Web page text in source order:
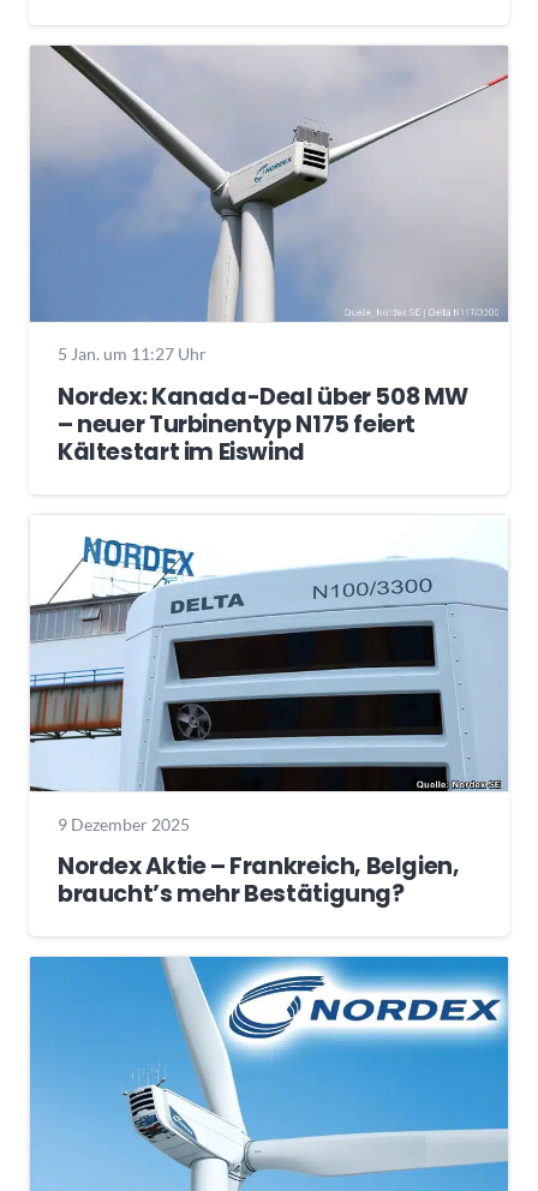
5 Jan. um 11:27 Uhr
Nordex: Kanada-Deal über 508 MW
– neuer Turbinentyp N175 feiert
Kältestart im Eiswind
9 Dezember 2025
Nordex Aktie – Frankreich, Belgien,
braucht’s mehr Bestätigung?